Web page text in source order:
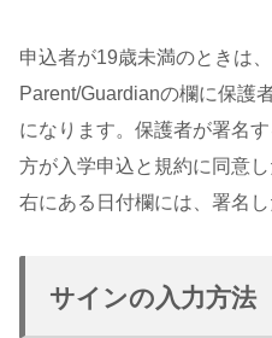
申込者が19歳未満のときは
Parent/Guardianの欄に保護
になります。保護者が署名
方が入学申込と規約に同意
右にある日付欄には、署名し
サインの入力方法